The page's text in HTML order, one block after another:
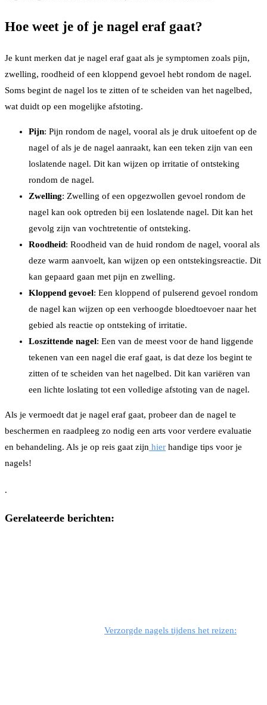
Hoe weet je of je nagel eraf gaat?
Je kunt merken dat je nagel eraf gaat als je symptomen zoals pijn,
zwelling, roodheid of een kloppend gevoel hebt rondom de nagel.
Soms begint de nagel los te zitten of te scheiden van het nagelbed,
wat duidt op een mogelijke afstoting.
Pijn: Pijn rondom de nagel, vooral als je druk uitoefent op de
nagel of als je de nagel aanraakt, kan een teken zijn van een
loslatende nagel. Dit kan wijzen op irritatie of ontsteking
rondom de nagel.
Zwelling: Zwelling of een opgezwollen gevoel rondom de
nagel kan ook optreden bij een loslatende nagel. Dit kan het
gevolg zijn van vochtretentie of ontsteking.
Roodheid: Roodheid van de huid rondom de nagel, vooral als
deze warm aanvoelt, kan wijzen op een ontstekingsreactie. Dit
kan gepaard gaan met pijn en zwelling.
Kloppend gevoel: Een kloppend of pulserend gevoel rondom
de nagel kan wijzen op een verhoogde bloedtoevoer naar het
gebied als reactie op ontsteking of irritatie.
Loszittende nagel: Een van de meest voor de hand liggende
tekenen van een nagel die eraf gaat, is dat deze los begint te
zitten of te scheiden van het nagelbed. Dit kan variëren van
een lichte loslating tot een volledige afstoting van de nagel.
Als je vermoedt dat je nagel eraf gaat, probeer dan de nagel te
beschermen en raadpleeg zo nodig een arts voor verdere evaluatie
en behandeling. Als je op reis gaat zijn hier handige tips voor je
nagels!
.
Gerelateerde berichten:
Verzorgde nagels tijdens het reizen: